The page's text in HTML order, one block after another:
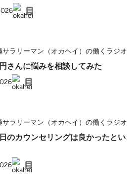
サラリーマン（オカヘイ）の働くラジオ
さんに悩みを相談してみた
サラリーマン（オカヘイ）の働くラジオ
のカウンセリングは良かったとい